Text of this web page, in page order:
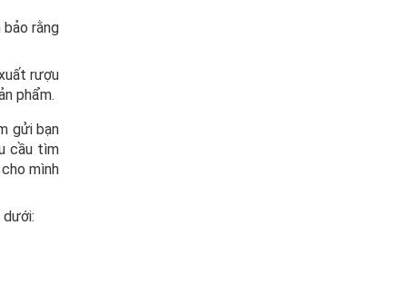
rằng
rượu
phẩm.
gửi bạn
cầu tìm
mình
dưới: